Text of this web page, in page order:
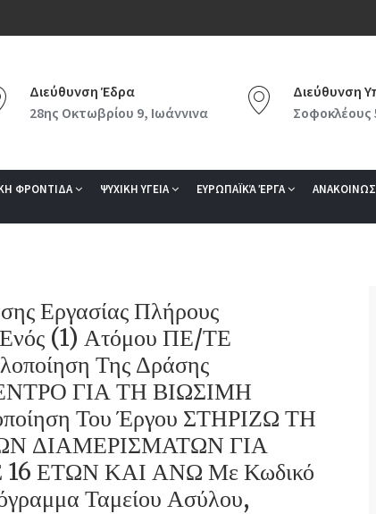
Διεύθυνση Έδρα
28ης Οκτωβρίου 9, Ιωάννινα
Διεύθυνση
Σοφοκλέους
ΦΡΟΝΤΙΔΑ ΨΥΧΙΚΗ ΥΓΕΙΑ ΕΥΡΩΠΑΪΚΆ ΈΡΓΑ
Εργασίας Πλήρους
(1) Ατόμου ΠΕ/ΤΕ
Της Δράσης
ΓΙΑ ΤΗ ΒΙΩΣΙΜΗ
Του Έργου ΣΤΗΡΙΖΩ ΤΗ
ΔΙΑΜΕΡΙΣΜΑΤΩΝ ΓΙΑ
ΕΤΩΝ ΚΑΙ ΑΝΩ Με Κωδικό
Ταμείου Ασύλου,